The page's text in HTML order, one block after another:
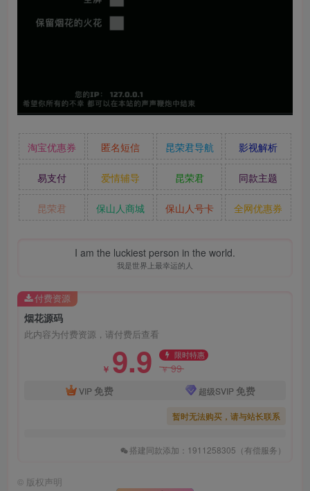
淘宝优惠券 匿名短信 昆荣君导航 影视解析
易支付 爱情辅导 昆荣君 同款主题
昆荣君 保山人商城 保山人号卡 全网优惠券
I am the luckiest person in the world.
我是世界上最幸运的人
烟花源码
此内容为付费资源，请付费后查看
￥ 9.9 限时特惠
￥99
VIP 免费 超级SVIP 免费
暂时无法购买，请与站长联系
搭建同款添加：1911258305（有偿服务）
付费资源
© 版权声明